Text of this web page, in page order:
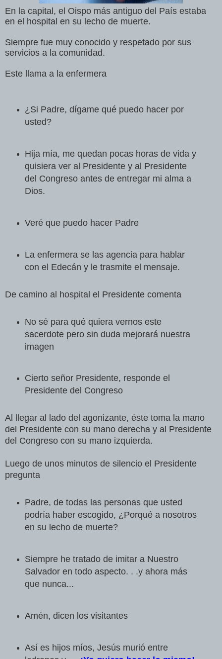
En la capital, el Oispo más antiguo del País estaba
en el hospital en su lecho de muerte.
Siempre fue muy conocido y respetado por sus
servicios a la comunidad.
Este llama a la enfermera
¿Si Padre, dígame qué puedo hacer por
usted?
Hija mía, me quedan pocas horas de vida y
quisiera ver al Presidente y al Presidente
del Congreso antes de entregar mi alma a
Dios.
Veré que puedo hacer Padre
La enfermera se las agencia para hablar
con el Edecán y le trasmite el mensaje.
De camino al hospital el Presidente comenta
No sé para qué quiera vernos este
sacerdote pero sin duda mejorará nuestra
imagen
Cierto señor Presidente, responde el
Presidente del Congreso
Al llegar al lado del agonizante, éste toma la mano
del Presidente con su mano derecha y al Presidente
del Congreso con su mano izquierda.
Luego de unos minutos de silencio el Presidente
pregunta
Padre, de todas las personas que usted
podría haber escogido, ¿Porqué a nosotros
en su lecho de muerte?
Siempre he tratado de imitar a Nuestro
Salvador en todo aspecto. . .y ahora más
que nunca...
Amén, dicen los visitantes
Así es hijos míos, Jesús murió entre